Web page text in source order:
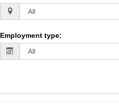
Employment type: